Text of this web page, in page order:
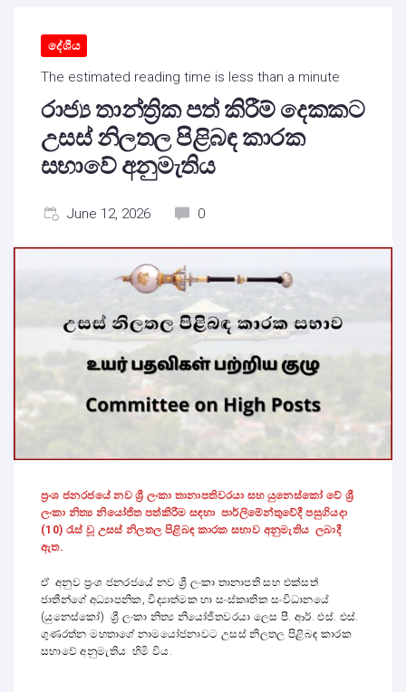
දේශීය
The estimated reading time is less than a minute
රාජ්‍ය තාන්ත්‍රික පත් කිරීම් දෙකකට
උසස් නිලතල පිළිබඳ කාරක
සභාවේ අනුමැතිය
June 12, 2026 0
ප්‍රංශ ජනරජයේ නව ශ්‍රී ලංකා තානාපතිවරයා සහ යුනෙස්කෝ වේ ශ්‍රී
ලංකා නිත්‍ය නියෝජිත පත්කිරීම සඳහා පාර්ලිමේන්තුවේදී පසුගියදා
(10) රැස් වූ උසස් නිලතල පිළිබඳ කාරක සභාව අනුමැතිය ලබාදී
ඇත.
ඒ අනුව ප්‍රංශ ජනරජයේ නව ශ්‍රී ලංකා තානාපති සහ එක්සත්
ජාතීන්ගේ අධ්‍යාපනික, විද්‍යාත්මක හා සංස්කෘතික සංවිධානයේ
(යුනෙස්කෝ) ශ්‍රී ලංකා නිත්‍ය නියෝජිතවරයා ලෙස පී. ආර්. එස්. එස්.
ගුණරත්න මහතාගේ නාමයෝජනාවට උසස් නිලතල පිළිබඳ කාරක
සභාවේ අනුමැතිය හිමි විය.